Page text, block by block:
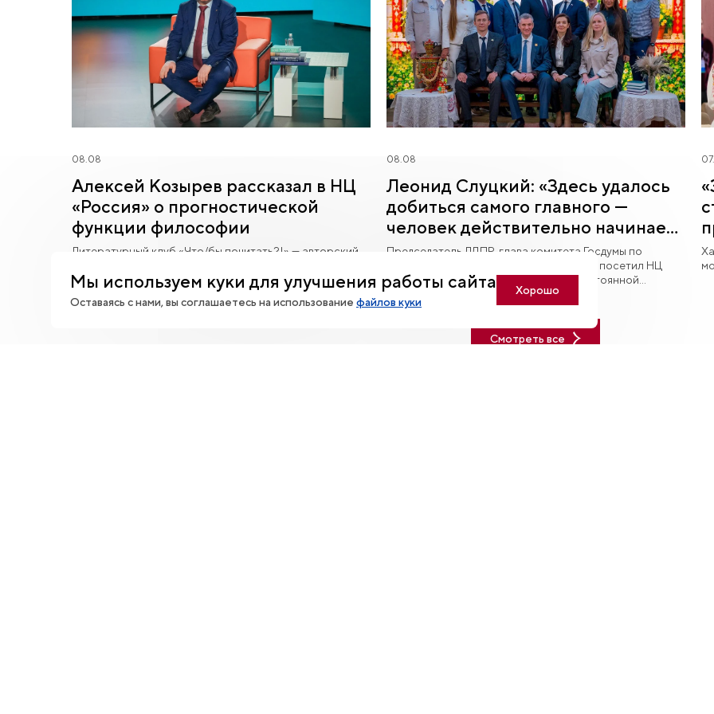
08.08
Алексей Козырев рассказал в НЦ
«Россия» о прогностической
функции философии
Литературный клуб «Что/бы почитать?!» — авторский
08.08
Леонид Слуцкий: «Здесь удалось
добиться самого главного —
человек действительно начинает
любить Югру»
Председатель ЛДПР, глава комитета Госдумы по
международным делам Леонид Слуцкий посетил НЦ
«Россия» в Югре и познакомился с постоянной
экспозицией «Увидеть Югру — влюбиться в Россию».
Смотреть все
Мы используем куки для улучшения работы сайта
Оставаясь с нами, вы соглашаетесь на использованиефайлов куки
Хорошо